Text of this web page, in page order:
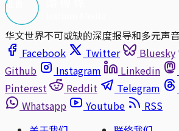
华文世界不可或缺的深度报导和多元声
Facebook
Twitter Bluesky
Github
Instagram Linkedin
Pinterest
Reddit Telegram
Whatsapp
Youtube
RSS